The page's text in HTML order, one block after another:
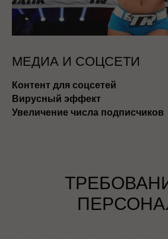
МЕДИА И СОЦСЕТИ
Контент для соцсетей
Вирусный эффект
Увеличение числа подписчиков